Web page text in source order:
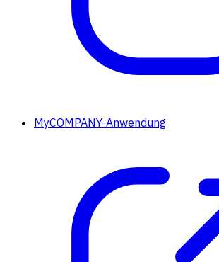
MyCOMPANY-Anwendung